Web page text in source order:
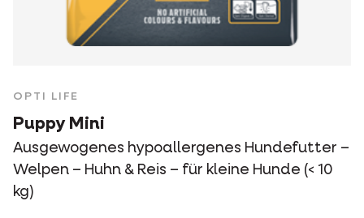
OPTI LIFE
Puppy Mini
Ausgewogenes hypoallergenes Hundefutter –
Welpen – Huhn & Reis – für kleine Hunde (< 10
kg)